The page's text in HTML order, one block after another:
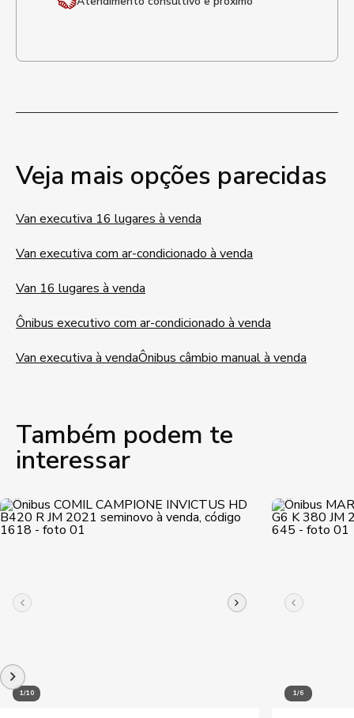
Veja mais opções parecidas
Van executiva 16 lugares à venda
Van executiva com ar-condicionado à venda
Van 16 lugares à venda
Ônibus executivo com ar-condicionado à venda
Van executiva à vendaÔnibus câmbio manual à venda
Também podem te
interessar
1/10 1/6